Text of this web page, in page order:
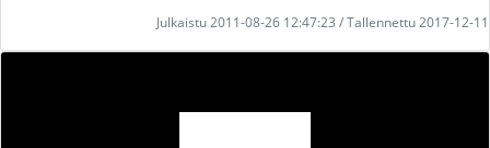
Julkaistu 2011-08-26 12:47:23 / Tallennettu 2017-12-11